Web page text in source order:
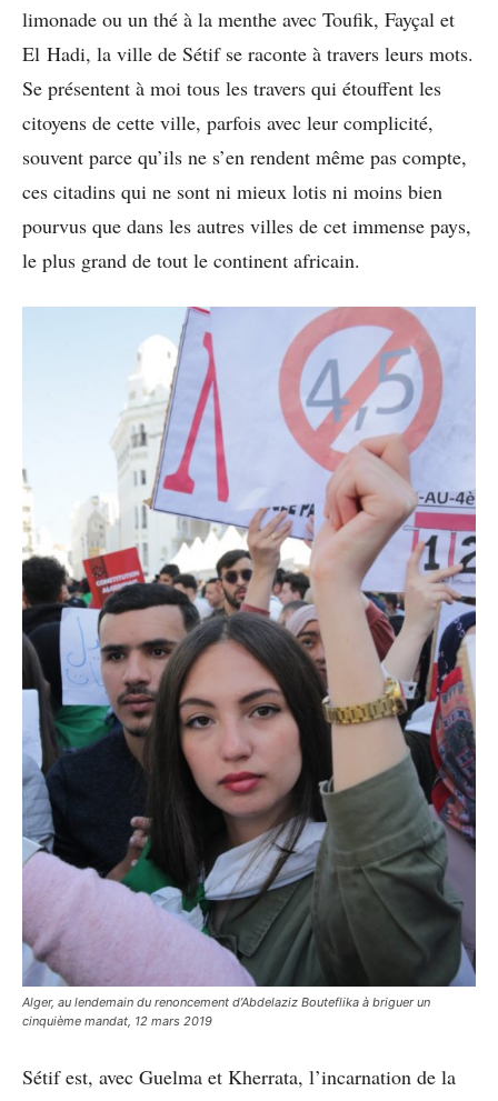
limonade ou un thé à la menthe avec Toufik, Fayçal et
El Hadi, la ville de Sétif se raconte à travers leurs mots.
Se présentent à moi tous les travers qui étouffent les
citoyens de cette ville, parfois avec leur complicité,
souvent parce qu’ils ne s’en rendent même pas compte,
ces citadins qui ne sont ni mieux lotis ni moins bien
pourvus que dans les autres villes de cet immense pays,
le plus grand de tout le continent africain.
Alger, au lendemain du renoncement d’Abdelaziz Bouteflika à briguer un
cinquième mandat, 12 mars 2019
Sétif est, avec Guelma et Kherrata, l’incarnation de la